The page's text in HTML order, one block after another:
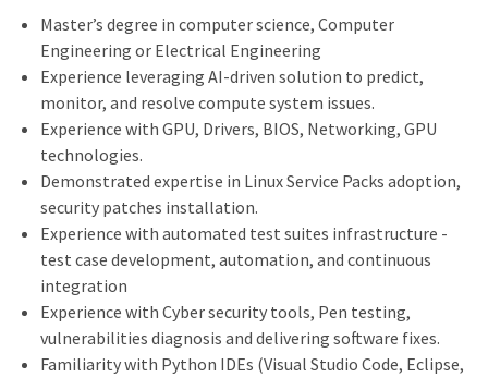
Master’s degree in computer science, Computer
Engineering or Electrical Engineering
Experience leveraging AI‑driven solution to predict,
monitor, and resolve compute system issues.
Experience with GPU, Drivers, BIOS, Networking, GPU
technologies.
Demonstrated expertise in Linux Service Packs adoption,
security patches installation.
Experience with automated test suites infrastructure -
test case development, automation, and continuous
integration
Experience with Cyber security tools, Pen testing,
vulnerabilities diagnosis and delivering software fixes.
Familiarity with Python IDEs (Visual Studio Code, Eclipse,